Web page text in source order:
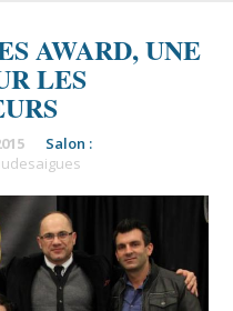
AWARD, UNE
LES
Salon :